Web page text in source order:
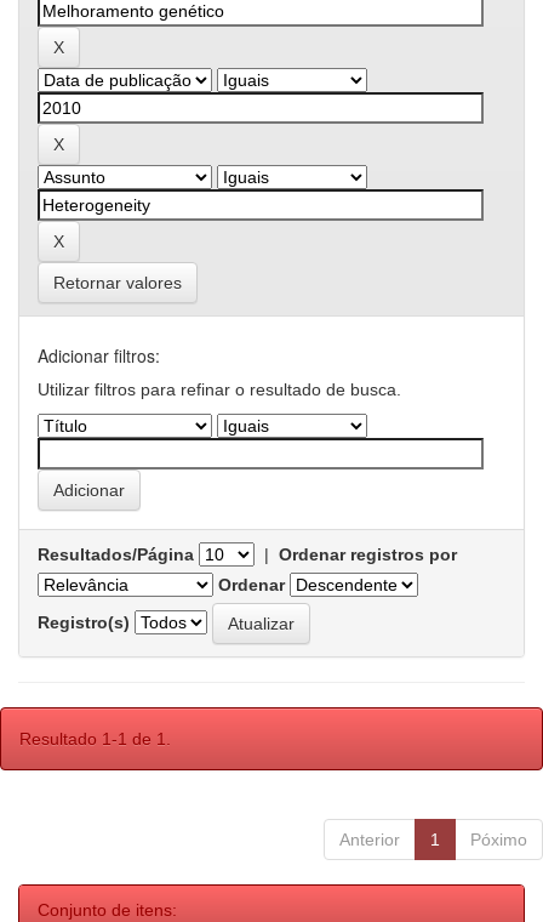
Retornar valores
Adicionar filtros:
Utilizar filtros para refinar o resultado de busca.
Resultados/Página | Ordenar registros por
Ordenar
Registro(s)
Resultado 1-1 de 1.
Anterior 1 Póximo
Conjunto de itens: